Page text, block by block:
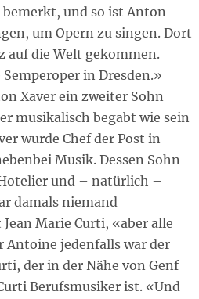
bemerkt, und so ist Anton
um Opern zu singen. Dort
auf die Welt gekommen.
in Dresden.»
Xaver ein zweiter Sohn
musikalisch begabt wie sein
wurde Chef der Post in
Musik. Dessen Sohn
und – natürlich –
damals niemand
Marie Curti, «aber alle
Antoine jedenfalls war der
der in der Nähe von Genf
Berufsmusiker ist. «Und